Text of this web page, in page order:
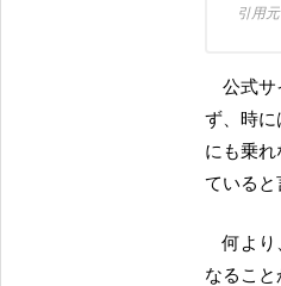
公式サイトに謳われたとおり、梁川の魅力を表現するにあたって、かくも饒舌でお喋りが止まら
ず、時に
にも乗
ていると
何より、現在その日程を順調に消化中の2019年の冬ハローでは、梁川にとって最後のハロコンと
なるこ